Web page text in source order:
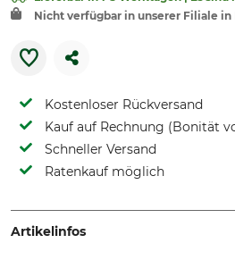
Nicht verfügbar in unserer Filiale in
Kostenloser Rückversand
Kauf auf Rechnung (Bonität
Schneller Versand
Ratenkauf möglich
Artikelinfos